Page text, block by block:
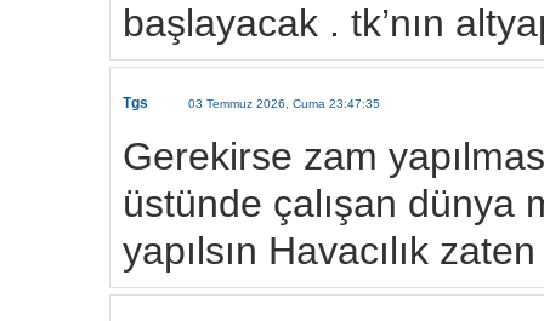
başlayacak . tk’nın
Tgs 03 Temmuz 2026, Cuma 23:47:35
Gerekirse zam
üstünde çalışan dünya
yapılsın Havacılık